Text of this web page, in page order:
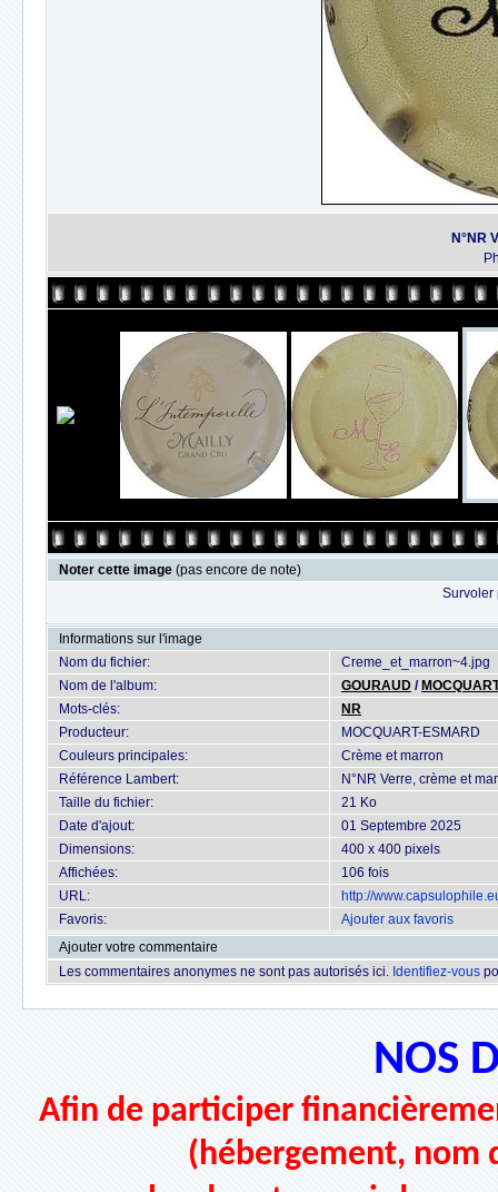
N°NR
Noter cette image (pas encore de note)
Survoler
Informations sur l'image
Nom du fichier:
Creme_et_marron~4.jpg
Nom de l'album:
GOURAUD /
Mots-clés:
NR
Producteur:
MOCQUART-ESMARD
Couleurs principales:
Crème et marron
Référence Lambert:
N°NR Verre, crème et
Taille du fichier:
21 Ko
Date d'ajout:
01 Septembre 2025
Dimensions:
400 x 400 pixels
Affichées:
106 fois
URL:
http://
Favoris:
Ajouter aux favoris
Ajouter votre commentaire
Les commentaires anonymes ne sont pas autorisés ici. Identifiez-vous
NOS
Afin de participer
(hébergement,